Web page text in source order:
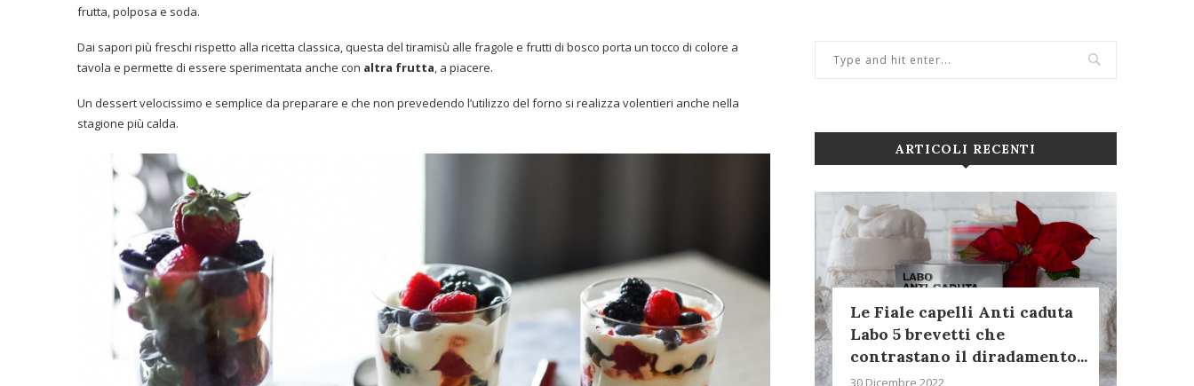
frutta, polposa e soda.
Dai sapori più freschi rispetto alla ricetta classica, questa del tiramisù alle fragole e frutti di bosco porta un tocco di colore a
tavola e permette di essere sperimentata anche con altra frutta, a piacere.
Un dessert velocissimo e semplice da preparare e che non prevedendo l’utilizzo del forno si realizza volentieri anche nella
stagione più calda.
ARTICOLI RECENTI
Le Fiale capelli Anti caduta
Labo 5 brevetti che
contrastano il diradamento...
30 Dicembre 2022